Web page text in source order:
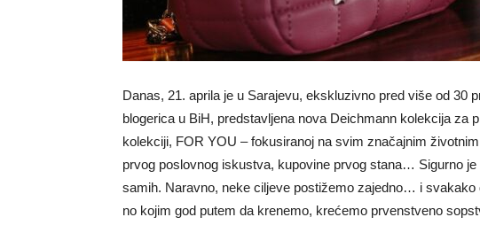
Danas, 21. aprila je u Sarajevu, ekskluzivno pred više od 30
blogerica u BiH, predstavljena nova Deichmann kolekcija za
kolekciji, FOR YOU – fokusiranoj na svim značajnim
prvog poslovnog iskustva, kupovine prvog stana… Sigurno
samih. Naravno, neke ciljeve postižemo zajedno… i svakako
no kojim god putem da krenemo, krećemo prvenstveno